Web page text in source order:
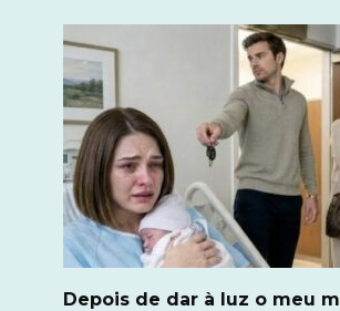
Depois de dar à luz o meu